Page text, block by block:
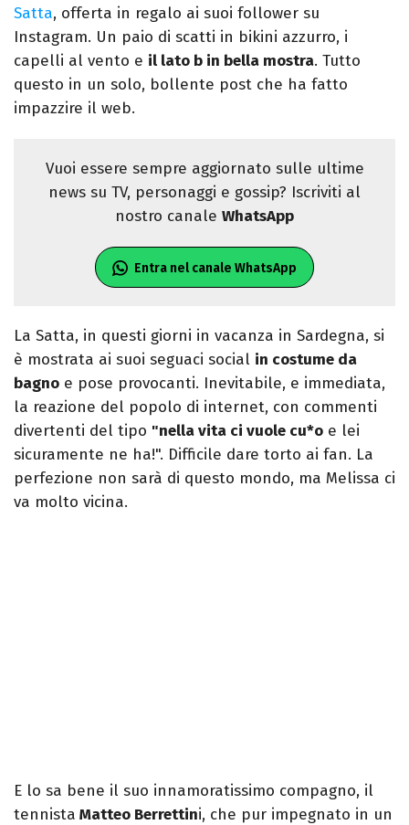
Satta, offerta in regalo ai suoi follower su
Instagram. Un paio di scatti in bikini azzurro, i
capelli al vento e il lato b in bella mostra. Tutto
questo in un solo, bollente post che ha fatto
impazzire il web.
Vuoi essere sempre aggiornato sulle ultime
news su TV, personaggi e gossip? Iscriviti al
nostro canale WhatsApp
Entra nel canale WhatsApp
La Satta, in questi giorni in vacanza in Sardegna, si
è mostrata ai suoi seguaci social in costume da
bagno e pose provocanti. Inevitabile, e immediata,
la reazione del popolo di internet, con commenti
divertenti del tipo "nella vita ci vuole cu*o e lei
sicuramente ne ha!". Difficile dare torto ai fan. La
perfezione non sarà di questo mondo, ma Melissa ci
va molto vicina.
E lo sa bene il suo innamoratissimo compagno, il
tennista Matteo Berrettini, che pur impegnato in un